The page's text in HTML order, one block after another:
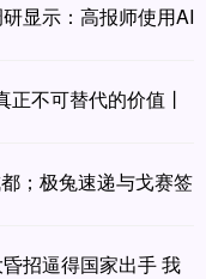
显示：高报师使用AI
不可替代的价值丨
；极兔速递与戈赛签
招逼得国家出手 我